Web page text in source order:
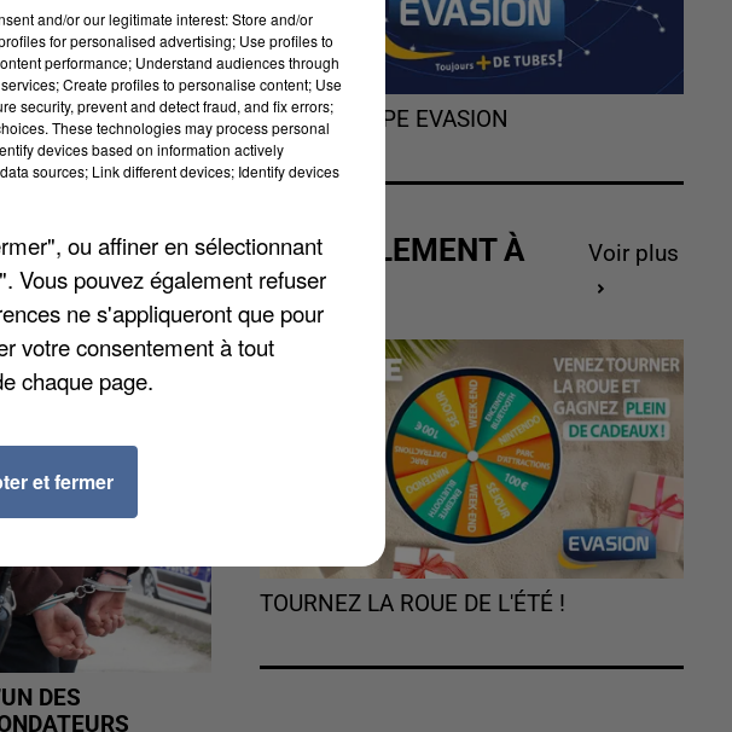
soir. Un jeune
bagarre avec les
en danger.
DES
L'HOROSCOPE EVASION
ACTUELLEMENT À
GAGNER
Voir plus
TOURNEZ LA ROUE DE L'ÉTÉ !
and/or our legitimate interest: Store and/or
for personalised advertising; Use profiles to
performance; Understand audiences through
Create profiles to personalise content; Use
security, prevent and detect fraud, and fix errors;
These technologies may process personal
devices based on information actively
sources; Link different devices; Identify devices
ou affiner en sélectionnant
Vous pouvez également refuser
ne s'appliqueront que pour
votre consentement à tout
chaque page.
et fermer